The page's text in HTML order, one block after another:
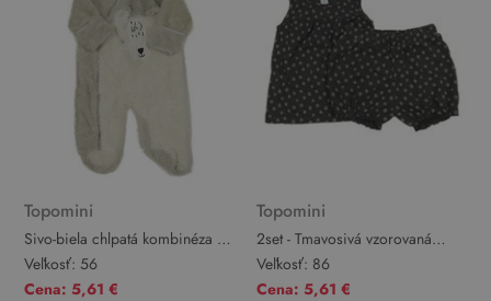
Topomini
Sivo-biela chlpatá kombinéza s
ledním medvěďom a kapucňou
Topomini
Veľkosť: 56
Cena: 5,61 €
Topomini
2set - Tmavosivá vzorovaná
tunika + kraťasy Topomini
Veľkosť: 86
Cena: 5,61 €